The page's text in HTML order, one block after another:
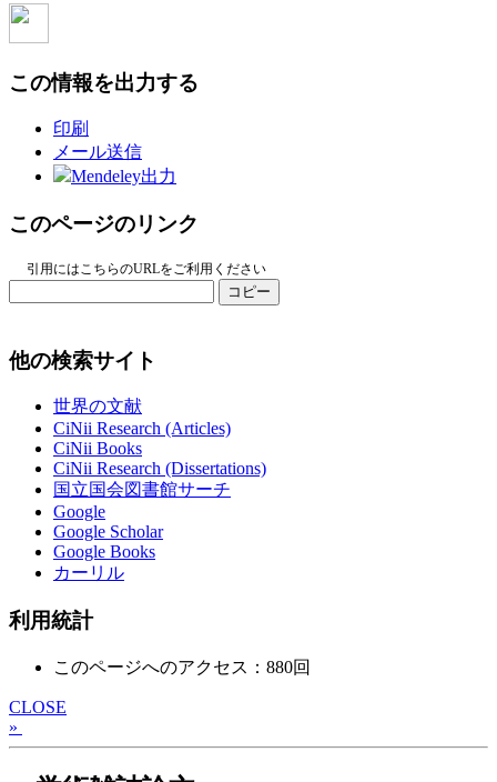
この情報を出力する
印刷
メール送信
Mendeley出力
このページのリンク
引用にはこちらのURLをご利用ください
コピー
他の検索サイト
世界の文献
CiNii Research (Articles)
CiNii Books
CiNii Research (Dissertations)
国立国会図書館サーチ
Google
Google Scholar
Google Books
カーリル
利用統計
このページへのアクセス：880回
CLOSE
»